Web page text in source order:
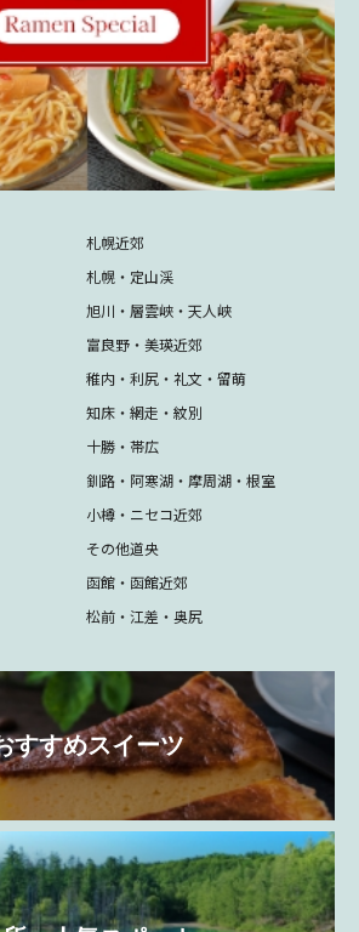
札幌近郊
札幌・定山渓
旭川・層雲峡・天人峡
富良野・美瑛近郊
稚内・利尻・礼文・留萌
知床・網走・紋別
十勝・帯広
釧路・阿寒湖・摩周湖・根室
小樽・ニセコ近郊
その他道央
函館・函館近郊
松前・江差・奥尻
すすめスイーツ